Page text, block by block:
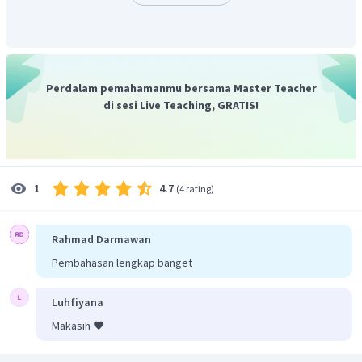
Perdalam pemahamanmu bersama Master Teacher
di sesi Live Teaching, GRATIS!
1 4.7 (4 rating)
Rahmad Darmawan
Pembahasan lengkap banget
Luhfiyana
Makasih ❤️